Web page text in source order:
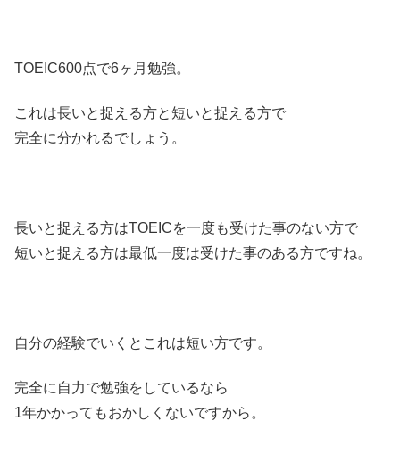
TOEIC600点で6ヶ月勉強。
これは長いと捉える方と短いと捉える方で
完全に分かれるでしょう。
長いと捉える方はTOEICを一度も受けた事のない方で
短いと捉える方は最低一度は受けた事のある方ですね。
自分の経験でいくとこれは短い方です。
完全に自力で勉強をしているなら
1年かかってもおかしくないですから。